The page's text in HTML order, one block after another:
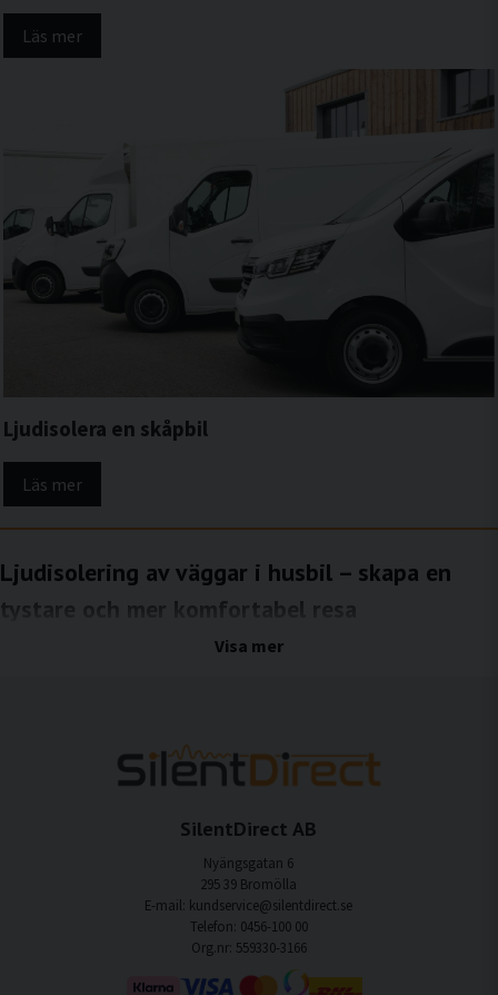
Läs mer
Ljudisolera en skåpbil
Läs mer
Ljudisolering av väggar i husbil – skapa en
tystare och mer komfortabel resa
Ljudisolering av väggarna i husbil är en effektiv åtgärd för att minska buller från
Fördelar med ljudisolering av väggar i husbil
Mindre buller från omgivningen
Vibrationsdämpning i väggarna begränsar structure-borne noise som annars sprids
Visa mer
SilentDirect AB
Nyängsgatan 6
295 39 Bromölla
E-mail: kundservice@silentdirect.se
Telefon: 0456-100 00
Org.nr: 559330-3166